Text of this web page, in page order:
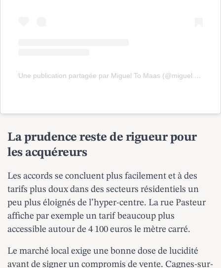
Une publication partagée par Miguel To Maas (@miguel.tomas.9085)
La prudence reste de rigueur pour
les acquéreurs
Les accords se concluent plus facilement et à des
tarifs plus doux dans des secteurs résidentiels un
peu plus éloignés de l’hyper-centre. La rue Pasteur
affiche par exemple un tarif beaucoup plus
accessible autour de 4 100 euros le mètre carré.
Le marché local exige une bonne dose de lucidité
avant de signer un compromis de vente. Cagnes-sur-